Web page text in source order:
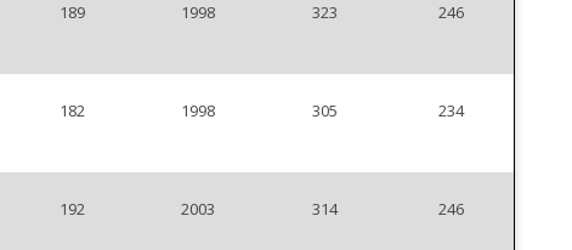
189 1998 323 246
182 1998 305 234
192 2003 314 246